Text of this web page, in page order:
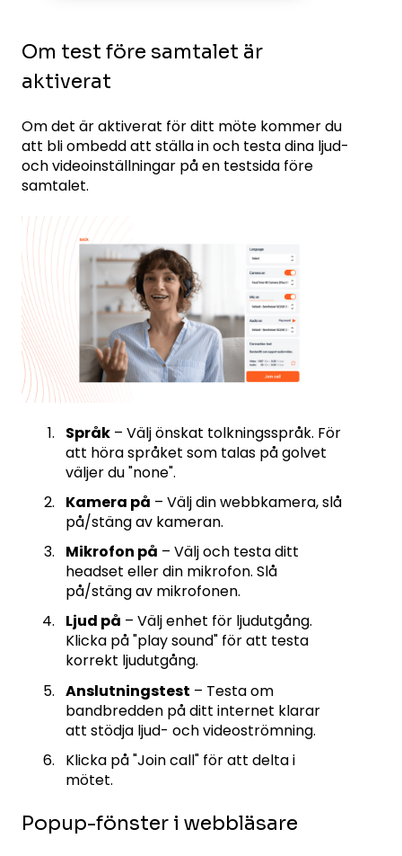
Om test före samtalet är
aktiverat
Om det är aktiverat för ditt möte kommer du
att bli ombedd att ställa in och testa dina ljud-
och videoinställningar på en testsida före
samtalet.
Språk – Välj önskat tolkningsspråk. För
att höra språket som talas på golvet
väljer du "none".
Kamera på – Välj din webbkamera, slå
på/stäng av kameran.
Mikrofon på – Välj och testa ditt
headset eller din mikrofon. Slå
på/stäng av mikrofonen.
Ljud på – Välj enhet för ljudutgång.
Klicka på "play sound" för att testa
korrekt ljudutgång.
Anslutningstest – Testa om
bandbredden på ditt internet klarar
att stödja ljud- och videoströmning.
Klicka på "Join call" för att delta i
mötet.
Popup-fönster i webbläsare